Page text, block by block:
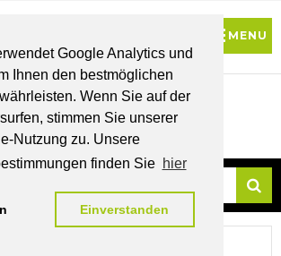
Google Analytics und
Ihnen den bestmöglichen
Wenn Sie auf der
stimmen Sie unserer
Nutzung zu. Unsere
finden Sie hier
Einverstanden
MEIN
WUNSCHLISTE